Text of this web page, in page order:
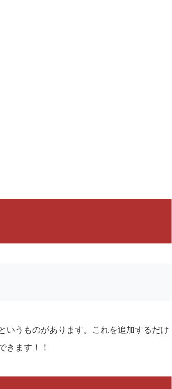
というものがあります。これを追加するだけ
きます！！